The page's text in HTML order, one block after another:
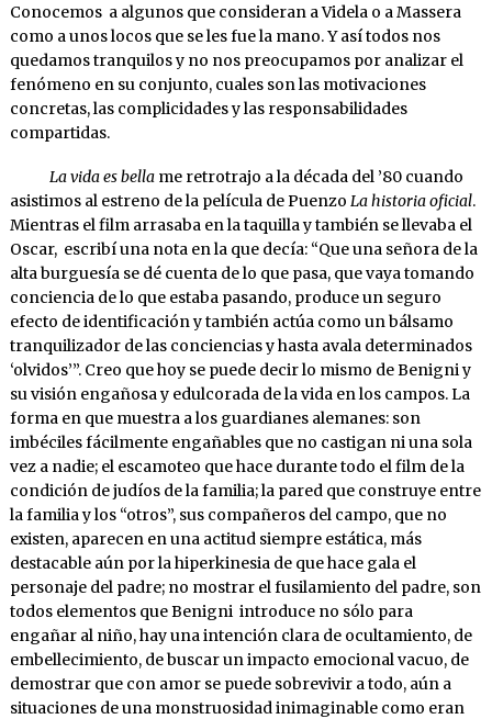
Conocemos a algunos que consideran a Videla o a Massera
como a unos locos que se les fue la mano. Y así todos nos
quedamos tranquilos y no nos preocupamos por analizar el
fenómeno en su conjunto, cuales son las motivaciones
concretas, las complicidades y las responsabilidades
compartidas.
La vida es bella me retrotrajo a la década del ’80 cuando
asistimos al estreno de la película de Puenzo La historia oficial.
Mientras el film arrasaba en la taquilla y también se llevaba el
Oscar, escribí una nota en la que decía: “Que una señora de la
alta burguesía se dé cuenta de lo que pasa, que vaya tomando
conciencia de lo que estaba pasando, produce un seguro
efecto de identificación y también actúa como un bálsamo
tranquilizador de las conciencias y hasta avala determinados
‘olvidos’”. Creo que hoy se puede decir lo mismo de Benigni y
su visión engañosa y edulcorada de la vida en los campos. La
forma en que muestra a los guardianes alemanes: son
imbéciles fácilmente engañables que no castigan ni una sola
vez a nadie; el escamoteo que hace durante todo el film de la
condición de judíos de la familia; la pared que construye entre
la familia y los “otros”, sus compañeros del campo, que no
existen, aparecen en una actitud siempre estática, más
destacable aún por la hiperkinesia de que hace gala el
personaje del padre; no mostrar el fusilamiento del padre, son
todos elementos que Benigni introduce no sólo para
engañar al niño, hay una intención clara de ocultamiento, de
embellecimiento, de buscar un impacto emocional vacuo, de
demostrar que con amor se puede sobrevivir a todo, aún a
situaciones de una monstruosidad inimaginable como eran